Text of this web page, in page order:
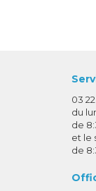
03
du
de
et le
de